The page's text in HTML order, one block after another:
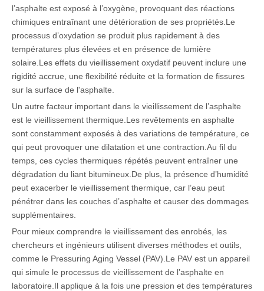
l’asphalte est exposé à l’oxygène, provoquant des réactions
chimiques entraînant une détérioration de ses propriétés.Le
processus d’oxydation se produit plus rapidement à des
températures plus élevées et en présence de lumière
solaire.Les effets du vieillissement oxydatif peuvent inclure une
rigidité accrue, une flexibilité réduite et la formation de fissures
sur la surface de l'asphalte.
Un autre facteur important dans le vieillissement de l’asphalte
est le vieillissement thermique.Les revêtements en asphalte
sont constamment exposés à des variations de température, ce
qui peut provoquer une dilatation et une contraction.Au fil du
temps, ces cycles thermiques répétés peuvent entraîner une
dégradation du liant bitumineux.De plus, la présence d’humidité
peut exacerber le vieillissement thermique, car l’eau peut
pénétrer dans les couches d’asphalte et causer des dommages
supplémentaires.
Pour mieux comprendre le vieillissement des enrobés, les
chercheurs et ingénieurs utilisent diverses méthodes et outils,
comme le Pressuring Aging Vessel (PAV).Le PAV est un appareil
qui simule le processus de vieillissement de l’asphalte en
laboratoire.Il applique à la fois une pression et des températures